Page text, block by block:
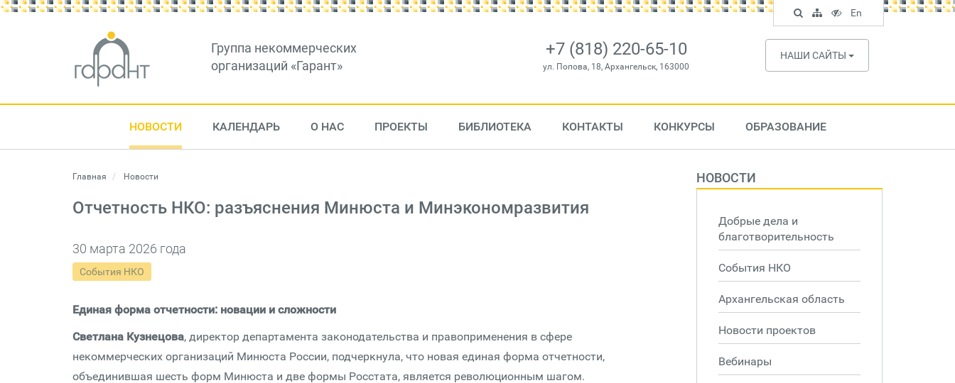
Группа некоммерческих
организаций «Гарант»
+7 (818) 220-65-10
ул. Попова, 18, Архангельск, 163000
НАШИ САЙТЫ
НОВОСТИ КАЛЕНДАРЬ О НАС ПРОЕКТЫ БИБЛИОТЕКА КОНТАКТЫ КОНКУРСЫ ОБРАЗОВАНИЕ
Главная Новости
Отчетность НКО: разъяснения Минюста и Минэкономразвития
30 марта 2026 года
События НКО
Единая форма отчетности: новации и сложности
Светлана Кузнецова, директор департамента законодательства и правоприменения в сфере
некоммерческих организаций Минюста России, подчеркнула, что новая единая форма отчетности,
объединившая шесть форм Минюста и две формы Росстата, является революционным шагом.
НОВОСТИ
Добрые дела и
благотворительность
События НКО
Архангельская область
Новости проектов
Вебинары
Поиск
по
сайту
Карта
сайта
Версия
для
слабовидящих
En
English